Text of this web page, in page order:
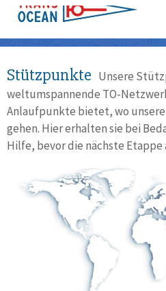
Stützpunkte Unsere
weltumspannende TO-
Anlaufpunkte bietet, wo
gehen. Hier erhalten sie bei
Hilfe, bevor die nächste Etappe